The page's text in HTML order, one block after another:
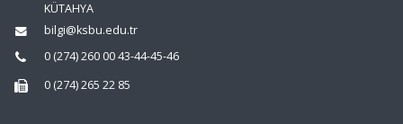
KÜTAHYA
bilgi@ksbu.edu.tr
0 (274) 260 00 43-44-45-46
0 (274) 265 22 85